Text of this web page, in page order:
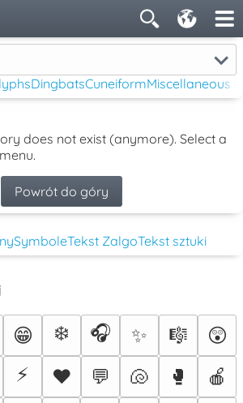
DingbatsCuneiformMiscellaneous
does not exist (anymore). Select a
Powrót do góry
SymboleTekst ZalgoTekst sztuki
😁 ❄️ 🎧 ✨ 🎼
😲
⚡ ♥️ 💬 🐚 🥊
🍎